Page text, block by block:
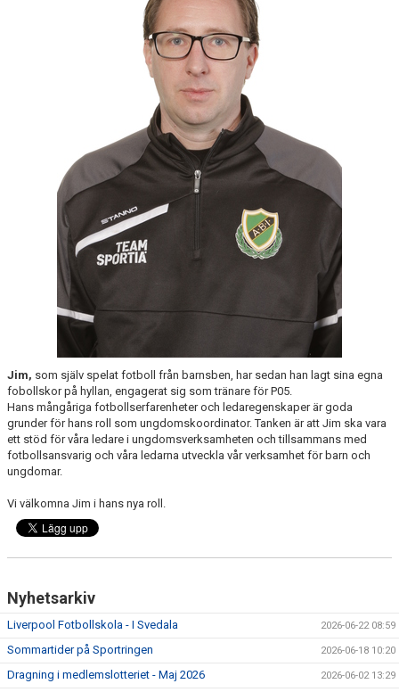
VÅRA KLUBBKLÄDER
HITTA HIT
Jim, som själv spelat fotboll från barnsben, har sedan han lagt sina egna
fobollskor på hyllan, engagerat sig som tränare för P05.
Hans mångåriga fotbollserfarenheter och ledaregenskaper är goda
grunder för hans roll som ungdomskoordinator. Tanken är att Jim ska vara
ett stöd för våra ledare i ungdomsverksamheten och tillsammans med
fotbollsansvarig och våra ledarna utveckla vår verksamhet för barn och
ungdomar.
Vi välkomna Jim i hans nya roll.
Nyhetsarkiv
Liverpool Fotbollskola - I Svedala 2026-06-22 08:59
Sommartider på Sportringen 2026-06-18 10:20
Dragning i medlemslotteriet - Maj 2026 2026-06-02 13:29